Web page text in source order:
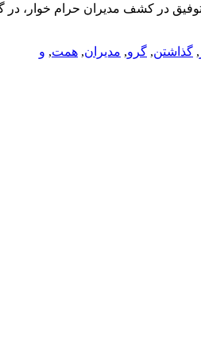
در کشف مدیران حرام خوار،
, گذاشتن, گرو, مدیران, همت, و